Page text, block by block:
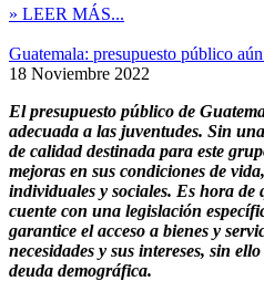
» LEER MÁS...
Guatemala: presupuesto público
18 Noviembre 2022
El presupuesto público de
adecuada a las juventudes. Sin
de calidad destinada para este
mejoras en sus condiciones de
individuales y sociales. Es hora de
cuente con una legislación
garantice el acceso a bienes y
necesidades y sus intereses, sin
deuda demográfica.